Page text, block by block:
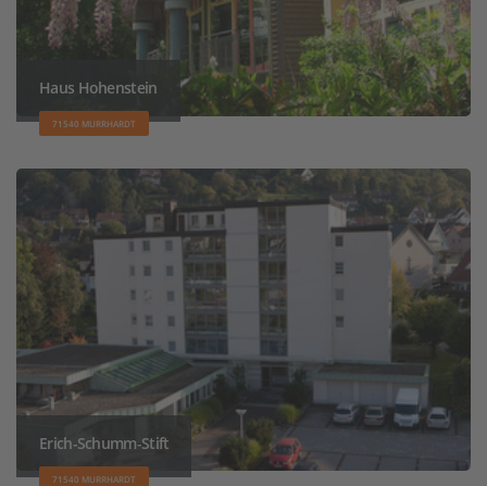
Haus Hohenstein
71540 MURRHARDT
Erich-Schumm-Stift
71540 MURRHARDT